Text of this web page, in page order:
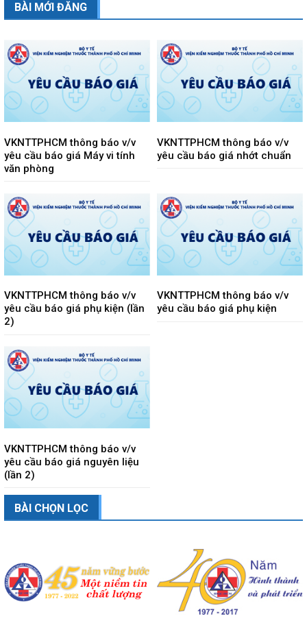
BÀI MỚI ĐĂNG
VKNTTPHCM thông báo v/v
yêu cầu báo giá Máy vi tính
văn phòng
VKNTTPHCM thông báo v/v
yêu cầu báo giá nhớt chuẩn
VKNTTPHCM thông báo v/v
yêu cầu báo giá phụ kiện (lần
2)
VKNTTPHCM thông báo v/v
yêu cầu báo giá phụ kiện
VKNTTPHCM thông báo v/v
yêu cầu báo giá nguyên liệu
(lần 2)
BÀI CHỌN LỌC